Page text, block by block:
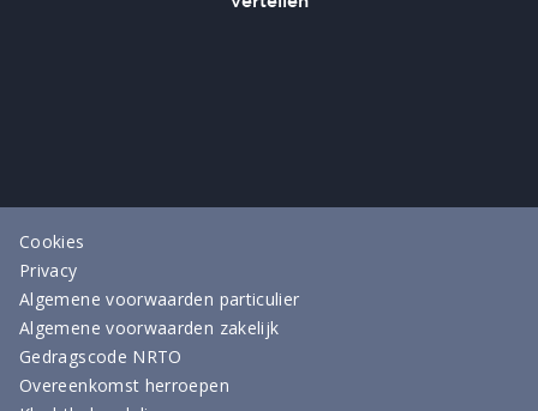
Cookies
Privacy
Algemene voorwaarden particulier
Algemene voorwaarden zakelijk
Gedragscode NRTO
Overeenkomst herroepen